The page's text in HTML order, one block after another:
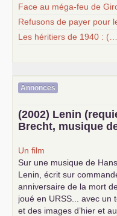
Face au méga-feu de
Refusons de payer pour
Les héritiers de 1940 :
Annonces
(2002) Lenin
Brecht, musique
Un film
Sur une musique de
Lenin, écrit sur
anniversaire de la mort
joué en URSS ... avec un
et des images d’hier et